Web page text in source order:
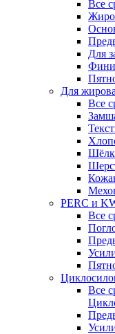
Все
Для
Для
Все
Шёлк
PERC и
Все
Все